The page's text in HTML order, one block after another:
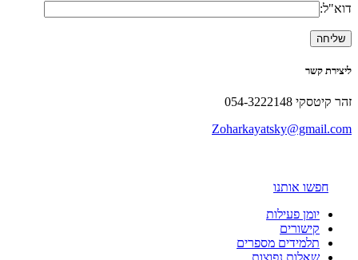
דוא"ל:
ליצירת קשר
זהר קיטסקי 054-3222148
Zoharkayatsky@gmail.com
חפשו אותנו
יומן פעילות
קישורים
תלמידים מספרים